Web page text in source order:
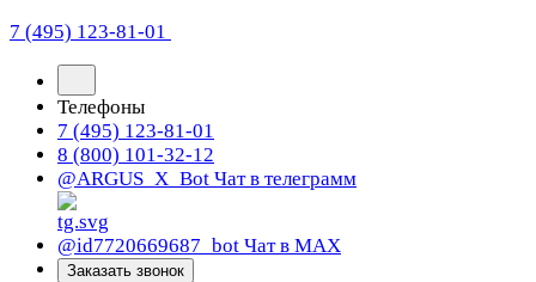
7 (495) 123-81-01
Телефоны
7 (495) 123-81-01
8 (800) 101-32-12
@ARGUS_X_Bot Чат в телеграмм
@id7720669687_bot Чат в МАХ
Заказать звонок